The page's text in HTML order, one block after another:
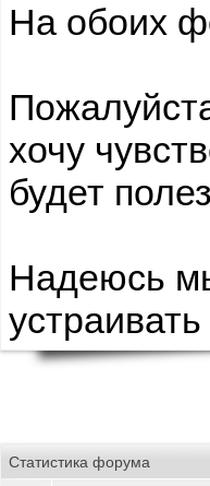
На обоих
хочу
будет
Надеюсь
Статистика форума